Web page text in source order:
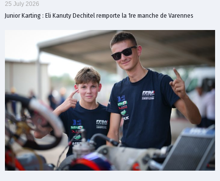
25 July 2026
Junior Karting : Eli Kanuty Dechitel remporte la 1re manche de Varennes